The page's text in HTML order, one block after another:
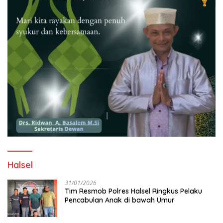
Halsel
31/01/2026
Tim Resmob Polres Halsel Ringkus Pelaku
Pencabulan Anak di bawah Umur